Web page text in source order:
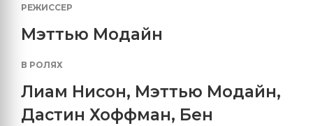
РЕЖИССЕР
Мэттью Модайн
В РОЛЯХ
Лиам Нисон, Мэттью Модайн,
Дастин Хоффман, Бен